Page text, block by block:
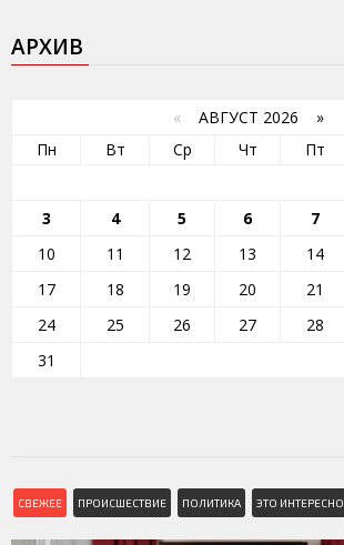
АРХИВ
« АВГУСТ 2026 »
Пн
Вт Ср Чт Пт
3
4 5 6 7
10
11 12 13 14
17
18 19 20 21
24
25 26 27 28
31
СВЕЖЕЕ ПРОИСШЕСТВИЕ ПОЛИТИКА ЭТО ИНТЕРЕСНО